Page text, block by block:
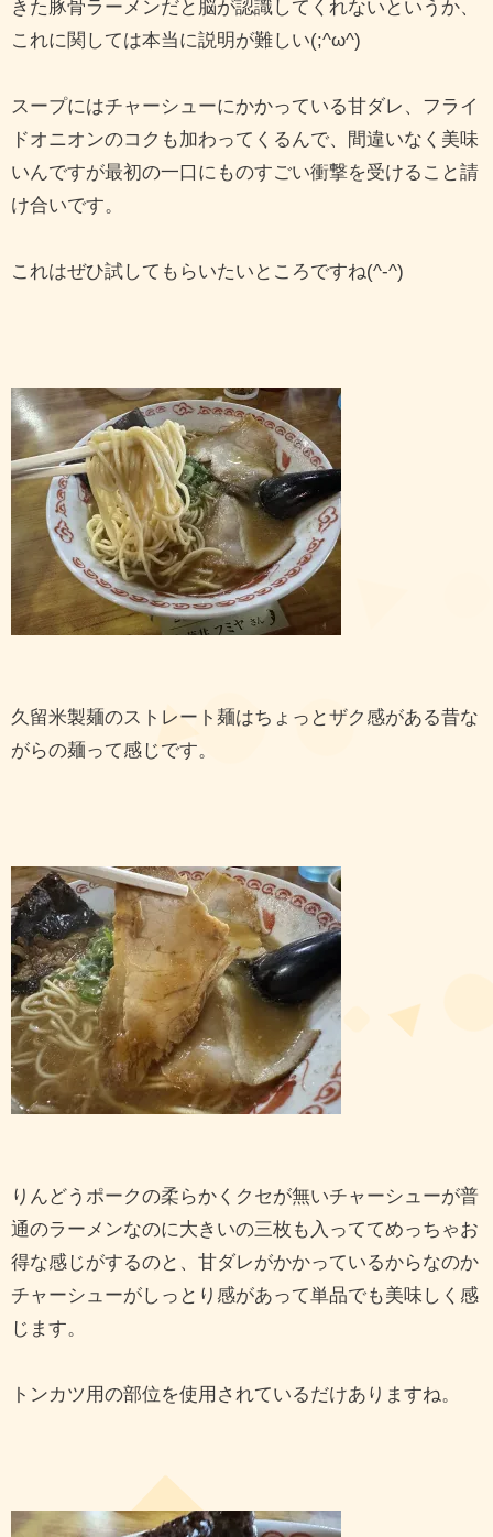
きた豚骨ラーメンだと脳が認識してくれないというか、
これに関しては本当に説明が難しい(;^ω^)
スープにはチャーシューにかかっている甘ダレ、フライ
ドオニオンのコクも加わってくるんで、間違いなく美味
いんですが最初の一口にものすごい衝撃を受けること請
け合いです。
これはぜひ試してもらいたいところですね(^-^)
久留米製麺のストレート麺はちょっとザク感がある昔な
がらの麺って感じです。
りんどうポークの柔らかくクセが無いチャーシューが普
通のラーメンなのに大きいの三枚も入っててめっちゃお
得な感じがするのと、甘ダレがかかっているからなのか
チャーシューがしっとり感があって単品でも美味しく感
じます。
トンカツ用の部位を使用されているだけありますね。